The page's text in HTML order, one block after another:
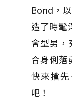
Bond，
造了時髦
會型男，
合身俐落
快來搶
吧！